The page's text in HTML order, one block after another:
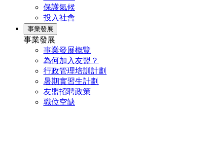
保護氣候
投入社會
事業發展
事業發展
事業發展概覽
為何加入友盟？
行政管理培訓計劃
暑期實習生計劃
友盟招聘政策
職位空缺